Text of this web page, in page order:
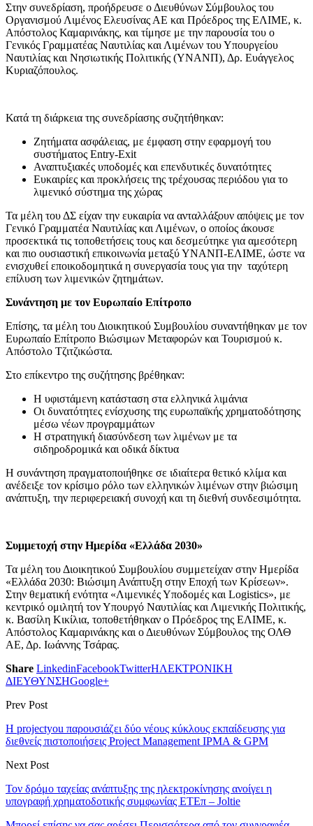
Στην συνεδρίαση, προήδρευσε ο Διευθύνων Σύμβουλος του
Οργανισμού Λιμένος Ελευσίνας ΑΕ και Πρόεδρος της ΕΛΙΜΕ, κ.
Απόστολος Καμαρινάκης, και τίμησε με την παρουσία του ο
Γενικός Γραμματέας Ναυτιλίας και Λιμένων του Υπουργείου
Ναυτιλίας και Νησιωτικής Πολιτικής (ΥΝΑΝΠ), Δρ. Ευάγγελος
Κυριαζόπουλος.
Κατά τη διάρκεια της συνεδρίασης συζητήθηκαν:
Ζητήματα ασφάλειας, με έμφαση στην εφαρμογή του
συστήματος Entry-Exit
Αναπτυξιακές υποδομές και επενδυτικές δυνατότητες
Ευκαιρίες και προκλήσεις της τρέχουσας περιόδου για το
λιμενικό σύστημα της χώρας
Τα μέλη του ΔΣ είχαν την ευκαιρία να ανταλλάξουν απόψεις με τον
Γενικό Γραμματέα Ναυτιλίας και Λιμένων, ο οποίος άκουσε
προσεκτικά τις τοποθετήσεις τους και δεσμεύτηκε για αμεσότερη
και πιο ουσιαστική επικοινωνία μεταξύ ΥΝΑΝΠ-ΕΛΙΜΕ, ώστε να
ενισχυθεί εποικοδομητικά η συνεργασία τους για την ταχύτερη
επίλυση των λιμενικών ζητημάτων.
Συνάντηση με τον Ευρωπαίο Επίτροπο
Επίσης, τα μέλη του Διοικητικού Συμβουλίου συναντήθηκαν με τον
Ευρωπαίο Επίτροπο Βιώσιμων Μεταφορών και Τουρισμού κ.
Απόστολο Τζιτζικώστα.
Στο επίκεντρο της συζήτησης βρέθηκαν:
Η υφιστάμενη κατάσταση στα ελληνικά λιμάνια
Οι δυνατότητες ενίσχυσης της ευρωπαϊκής χρηματοδότησης
μέσω νέων προγραμμάτων
Η στρατηγική διασύνδεση των λιμένων με τα
σιδηροδρομικά και οδικά δίκτυα
Η συνάντηση πραγματοποιήθηκε σε ιδιαίτερα θετικό κλίμα και
ανέδειξε τον κρίσιμο ρόλο των ελληνικών λιμένων στην βιώσιμη
ανάπτυξη, την περιφερειακή συνοχή και τη διεθνή συνδεσιμότητα.
Συμμετοχή στην Ημερίδα «Ελλάδα 2030»
Τα μέλη του Διοικητικού Συμβουλίου συμμετείχαν στην Ημερίδα
«Ελλάδα 2030: Βιώσιμη Ανάπτυξη στην Εποχή των Κρίσεων».
Στην θεματική ενότητα «Λιμενικές Υποδομές και Logistics», με
κεντρικό ομιλητή τον Υπουργό Ναυτιλίας και Λιμενικής Πολιτικής,
κ. Βασίλη Κικίλια, τοποθετήθηκαν ο Πρόεδρος της ΕΛΙΜΕ, κ.
Απόστολος Καμαρινάκης και ο Διευθύνων Σύμβουλος της ΟΛΘ
ΑΕ, Δρ. Ιωάννης Τσάρας.
Share LinkedinFacebookTwitterΗΛΕΚΤΡΟΝΙΚΗ
ΔΙΕΥΘΥΝΣΗGoogle+
Prev Post
Η projectyou παρουσιάζει δύο νέους κύκλους εκπαίδευσης για
διεθνείς πιστοποιήσεις Project Management IPMA & GPM
Next Post
Τον δρόμο ταχείας ανάπτυξης της ηλεκτροκίνησης ανοίγει η
υπογραφή χρηματοδοτικής συμφωνίας ΕΤΕπ – Joltie